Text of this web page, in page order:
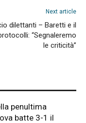
Next article
dilettanti – Baretti e il
“Segnaleremo
le criticità”
penultima
batte 3-1 il